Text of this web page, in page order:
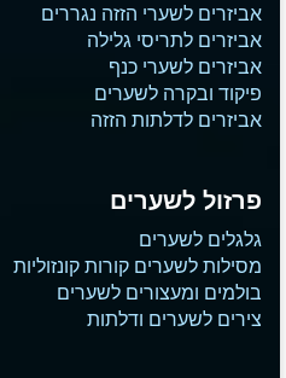
אביזרים לשערי הזזה נגררים
אביזרים לתריסי גלילה
אביזרים לשערי כנף
פיקוד ובקרה לשערים
אביזרים לדלתות הזזה
פרזול לשערים
גלגלים לשערים
מסילות לשערים קורות קונזוליות
בולמים ומעצורים לשערים
צירים לשערים ודלתות